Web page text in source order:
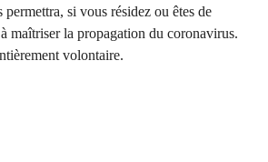
si vous résidez ou êtes de
à maîtriser la propagation du coronavirus.
volontaire.